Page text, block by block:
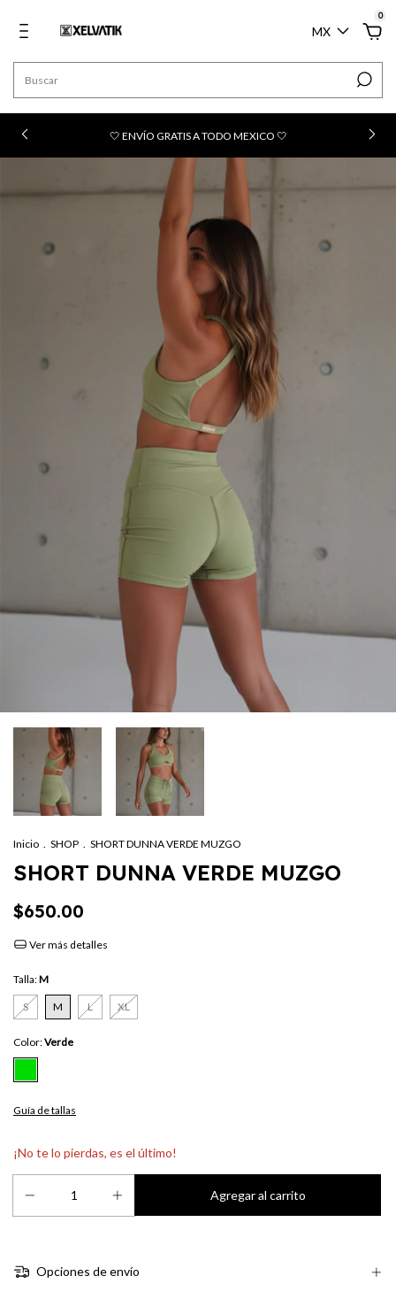
MX
0
🤍 ENVÍO GRATIS A TODO MEXICO 🤍
Inicio SHOP SHORT DUNNA VERDE MUZGO
SHORT DUNNA VERDE MUZGO
$650.00
Ver más detalles
Talla:M
S M L XL
Color:Verde
Guía de tallas
¡No te lo pierdas, es el último!
Opciones de envío